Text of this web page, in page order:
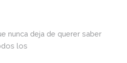
nunca deja de querer saber
los